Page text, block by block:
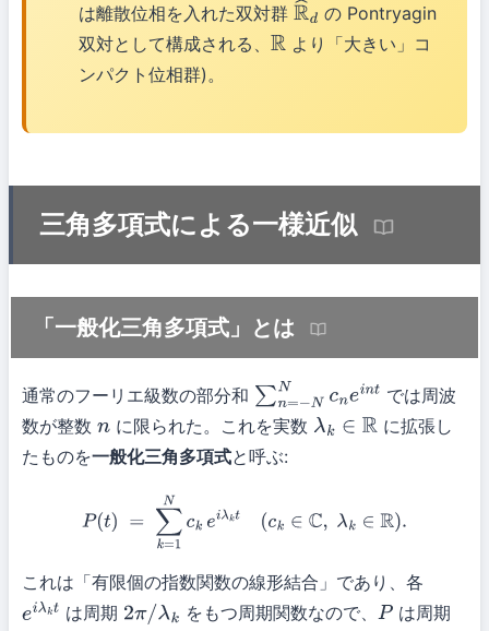
は離散位相を入れた双対群 R^d の Pontryagin
双対として構成される、 R より「大きい」コ
ンパクト位相群)。
三角多項式による一様近似
「一般化三角多項式」とは
通常のフーリエ級数の部分和 ∑n=−NN cneint では周波
数が整数 nに限られた。これを実数 λk∈R
に拡張し
たものを一般化三角多項式と呼ぶ:
=∑k ck i (
これは「有限個の指数関数の線形結合」であり、各
eiλkt は周期 2π/λk をもつ周期関数なので、 P は周期